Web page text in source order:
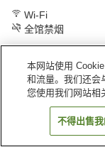
Wi-Fi
全馆禁烟
首页 日本 新潟
Familio佐渡相川酒店
本网站使用
和流量。我们还会
您使用我们网站相
不得出售